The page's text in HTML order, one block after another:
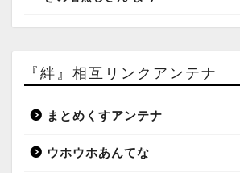
『絆』相互リンクアンテナ
まとめくすアンテナ
ウホウホあんてな